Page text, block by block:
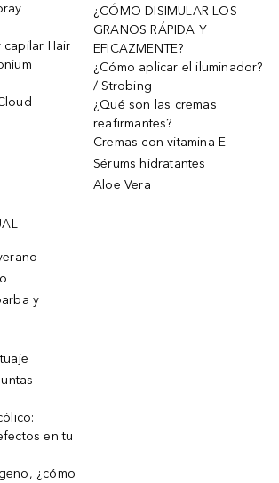
Hair
¿CÓMO DISIMULAR LOS
GRANOS RÁPIDA Y
EFICAZMENTE?
¿Cómo aplicar el iluminador?
/ Strobing
¿Qué son las cremas
reafirmantes?
Cremas con vitamina E
Sérums hidratantes
Aloe Vera
y
en tu
¿cómo